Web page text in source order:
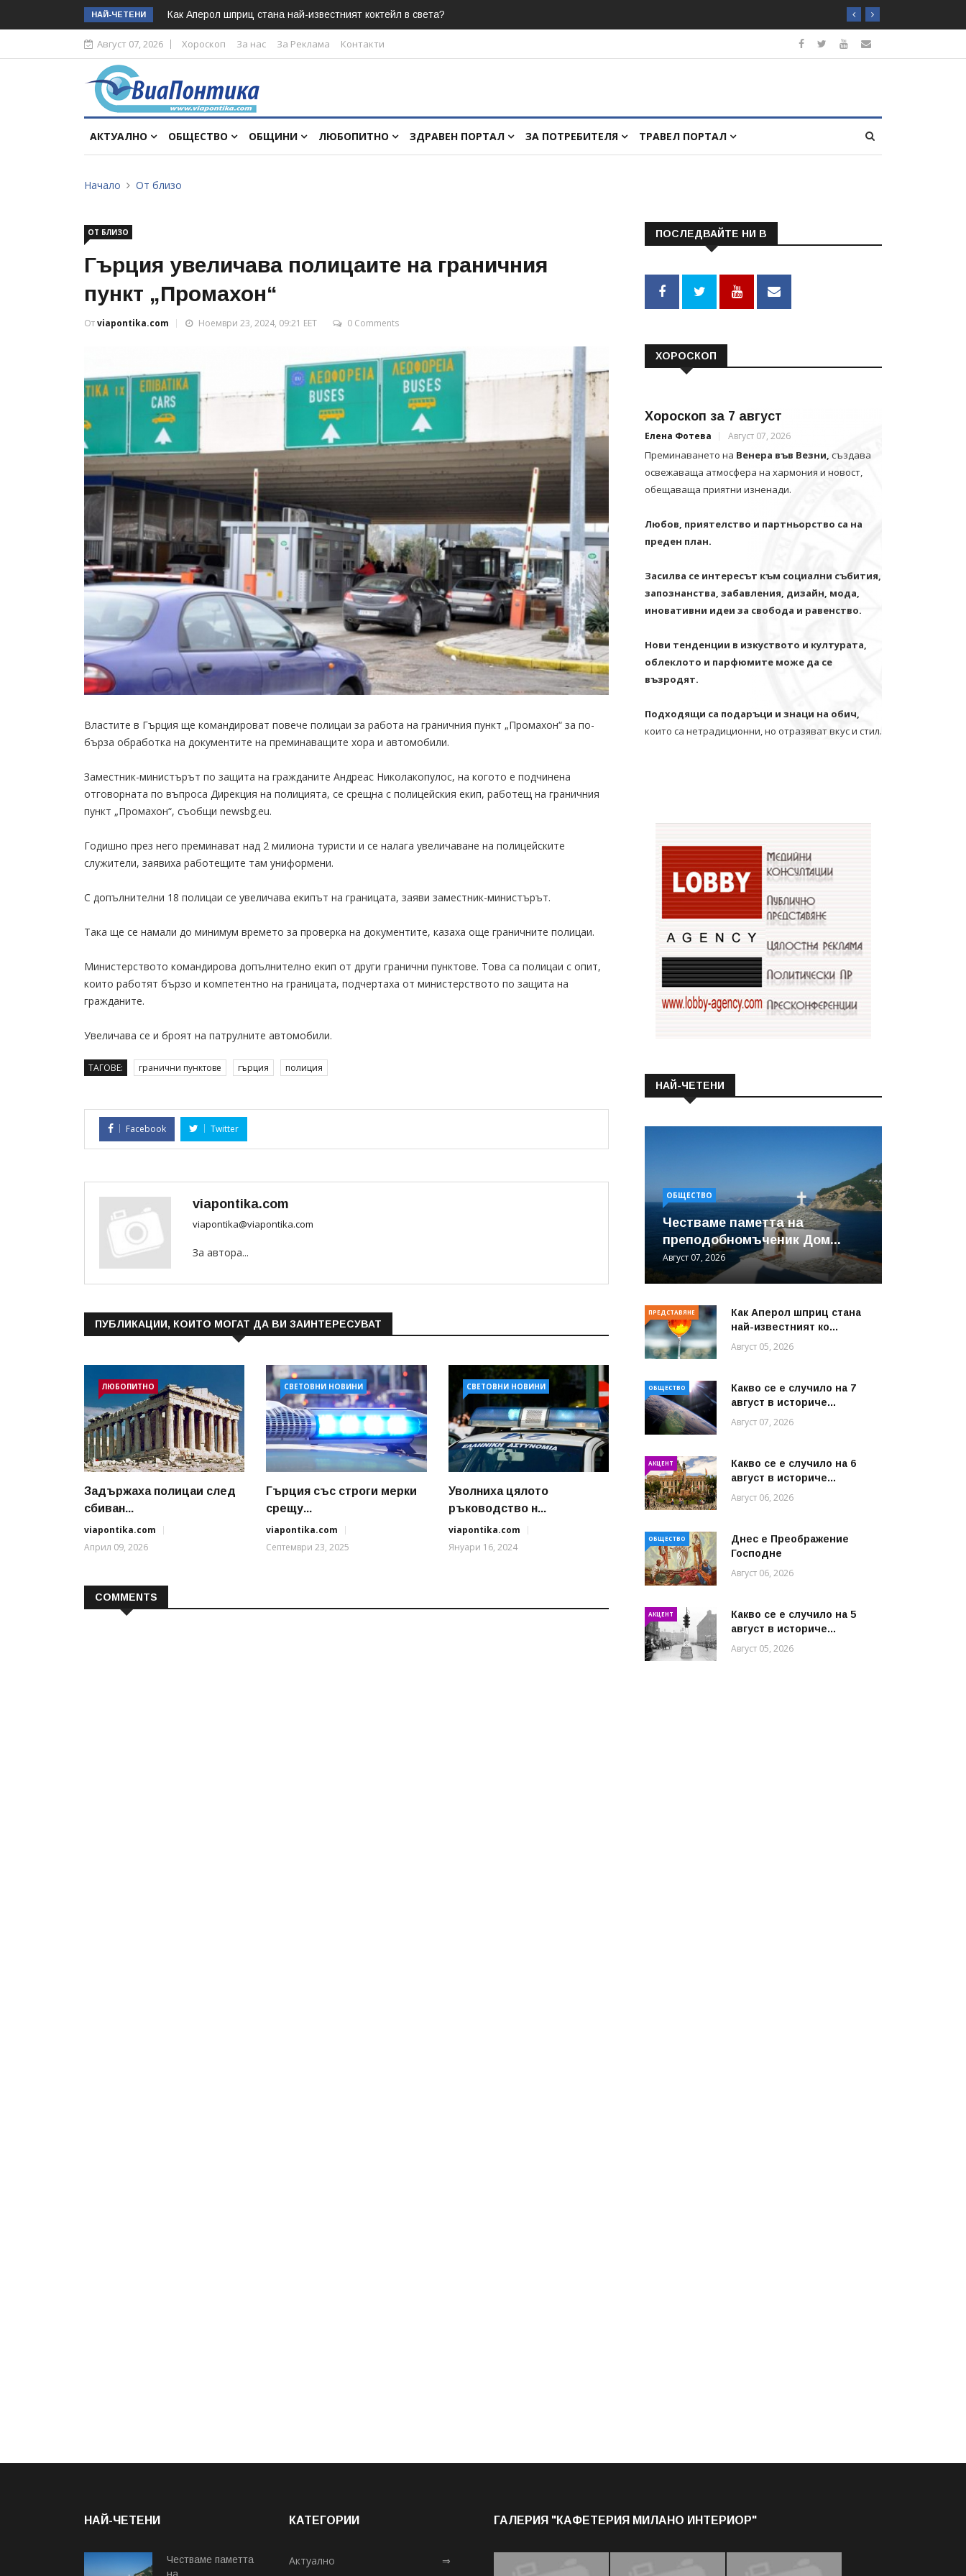
НАЙ-ЧЕТЕНИ Как Аперол шприц стана най-известният коктейл в света?
Август 07, 2026 Хороскоп За нас За Реклама Контакти
АКТУАЛНО ОБЩЕСТВО ОБЩИНИ ЛЮБОПИТНО ЗДРАВЕН ПОРТАЛ ЗА ПОТРЕБИТЕЛЯ ТРАВЕЛ ПОРТАЛ
Начало От близо
ОТ БЛИЗО
Гърция увеличава полицаите на граничния
пункт „Промахон“
Отviapontika.com Ноември 23, 2024, 09:21 EET 0 Comments
Властите в Гърция ще командироват повече полицаи за работа на граничния пункт „Промахон“ за по-
бърза обработка на документите на преминаващите хора и автомобили.
Заместник-министърът по защита на гражданите Андреас Николакопулос, на когото е подчинена
отговорната по въпроса Дирекция на полицията, се срещна с полицейския екип, работещ на граничния
пункт „Промахон“, съобщи newsbg.eu.
Годишно през него преминават над 2 милиона туристи и се налага увеличаване на полицейските
служители, заявиха работещите там униформени.
С допълнителни 18 полицаи се увеличава екипът на границата, заяви заместник-министърът.
Така ще се намали до минимум времето за проверка на документите, казаха още граничните полицаи.
Министерството командирова допълнително екип от други гранични пунктове. Това са полицаи с опит,
които работят бързо и компетентно на границата, подчертаха от министерството по защита на
гражданите.
Увеличава се и броят на патрулните автомобили.
ТАГОВЕ: гранични пунктове гърция полиция
Facebook Twitter
viapontika.com
viapontika@viapontika.com
За автора...
ПУБЛИКАЦИИ, КОИТО МОГАТ ДА ВИ ЗАИНТЕРЕСУВАТ
ЛЮБОПИТНО
Задържаха полицаи след
сбиван...
viapontika.com
Април 09, 2026
СВЕТОВНИ НОВИНИ
Гърция със строги мерки
срещу...
viapontika.com
Септември 23, 2025
СВЕТОВНИ НОВИНИ
Уволниха цялото
ръководство н...
viapontika.com
Януари 16, 2024
COMMENTS
ПОСЛЕДВАЙТЕ НИ В
ХОРОСКОП
Хороскоп за 7 август
Елена Фотева Август 07, 2026
Преминаването на Венера във Везни, създава
освежаваща атмосфера на хармония и новост,
обещаваща приятни изненади.
Любов, приятелство и партньорство са на
преден план.
Засилва се интересът към социални събития,
запознанства, забавления, дизайн, мода,
иновативни идеи за свобода и равенство.
Нови тенденции в изкуството и културата,
облеклото и парфюмите може да се
възродят.
Подходящи са подаръци и знаци на обич,
които са нетрадиционни, но отразяват вкус и стил.
НАЙ-ЧЕТЕНИ
ОБЩЕСТВО
Честваме паметта на
преподобномъченик Дом...
Август 07, 2026
ПРЕДСТАВЯНЕ
Как Аперол шприц стана
най-известният ко...
Август 05, 2026
ОБЩЕСТВО
Какво се е случило на 7
август в историче...
Август 07, 2026
АКЦЕНТ
Какво се е случило на 6
август в историче...
Август 06, 2026
ОБЩЕСТВО
Днес е Преображение
Господне
Август 06, 2026
АКЦЕНТ
Какво се е случило на 5
август в историче...
Август 05, 2026
НАЙ-ЧЕТЕНИ
Честваме паметта
на
КАТЕГОРИИ
Актуално ⇒
ГАЛЕРИЯ "КАФЕТЕРИЯ МИЛАНО ИНТЕРИОР"